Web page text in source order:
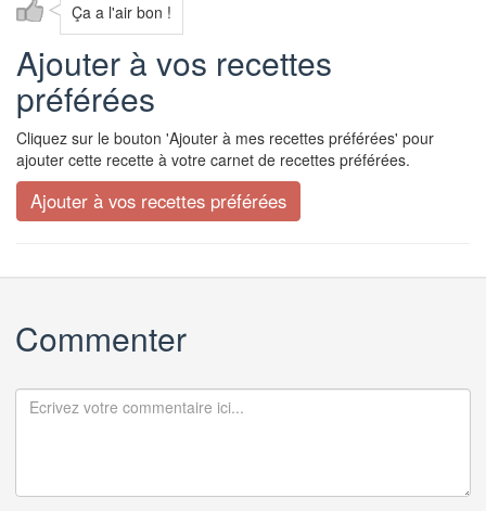
Ça a l'air bon !
Ajouter à vos recettes
préférées
Cliquez sur le bouton 'Ajouter à mes recettes préférées' pour
ajouter cette recette à votre carnet de recettes préférées.
Commenter